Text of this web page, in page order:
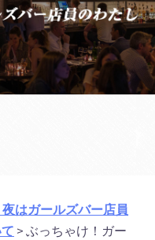
はガールズバー店員
> ぶっちゃけ！ガー